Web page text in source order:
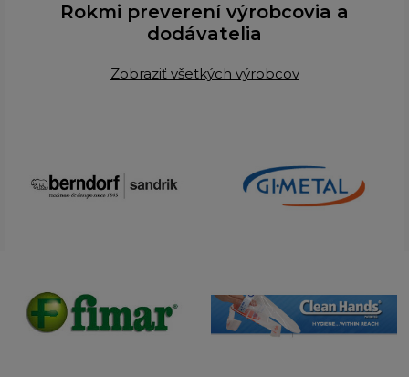
Rokmi preverení výrobcovia a
dodávatelia
Zobraziť všetkých výrobcov